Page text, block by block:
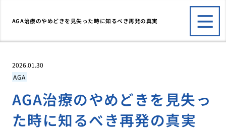
AGA治療のやめどきを見失った時に知るべき再発の真実
2026.01.30
AGA
AGA治療のやめどきを見失っ
た時に知るべき再発の真実